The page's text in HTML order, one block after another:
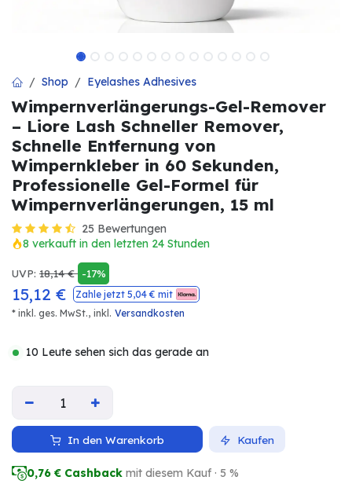
Shop Eyelashes Adhesives
Wimpernverlängerungs-Gel-Remover
– Liore Lash Schneller Remover,
Schnelle Entfernung von
Wimpernkleber in 60 Sekunden,
Professionelle Gel-Formel für
Wimpernverlängerungen, 15 ml
25 Bewertungen
8 verkauft in den letzten 24 Stunden
UVP: 18,14€ -17%
15,12 € Zahle jetzt 5,04€ mit
* inkl. ges. MwSt., inkl. Versandkosten
10 Leute sehen sich das gerade an
In den Warenkorb Kaufen
0,76 € Cashback mit diesem Kauf · 5 %